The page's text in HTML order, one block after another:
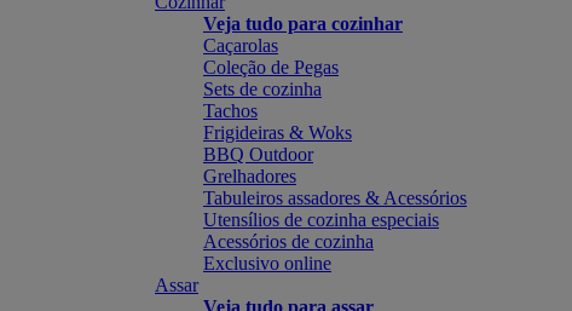
Veja tudo para cozinhar
Caçarolas
Coleção de Pegas
Sets de cozinha
Tachos
Frigideiras & Woks
BBQ Outdoor
Grelhadores
Tabuleiros assadores & Acessórios
Utensílios de cozinha especiais
Acessórios de cozinha
Exclusivo online
Assar
Veja tudo para assar